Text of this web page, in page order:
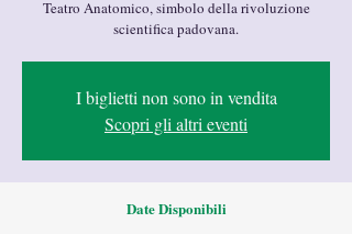
Teatro Anatomico, simbolo della rivoluzione
scientifica padovana.
I biglietti non sono in vendita
Scopri gli altri eventi
Date Disponibili